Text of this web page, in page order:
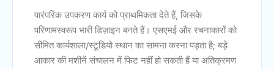
पारंपरिक उपकरण कार्य को प्राथमिकता देते हैं, जिसके
परिणामस्वरूप भारी डिज़ाइन बनते हैं। एसएमई और रचनाकारों को
सीमित कार्यशाला/स्टूडियो स्थान का सामना करना पड़ता है; बड़े
आकार की मशीनें संचालन में फिट नहीं हो सकती हैं या अतिक्रमण